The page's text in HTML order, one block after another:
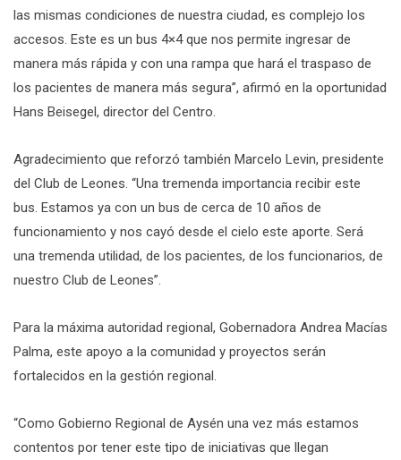
las mismas condiciones de nuestra ciudad, es complejo los
accesos. Este es un bus 4×4 que nos permite ingresar de
manera más rápida y con una rampa que hará el traspaso de
los pacientes de manera más segura”, afirmó en la oportunidad
Hans Beisegel, director del Centro.
Agradecimiento que reforzó también Marcelo Levin, presidente
del Club de Leones. “Una tremenda importancia recibir este
bus. Estamos ya con un bus de cerca de 10 años de
funcionamiento y nos cayó desde el cielo este aporte. Será
una tremenda utilidad, de los pacientes, de los funcionarios, de
nuestro Club de Leones”.
Para la máxima autoridad regional, Gobernadora Andrea Macías
Palma, este apoyo a la comunidad y proyectos serán
fortalecidos en la gestión regional.
“Como Gobierno Regional de Aysén una vez más estamos
contentos por tener este tipo de iniciativas que llegan